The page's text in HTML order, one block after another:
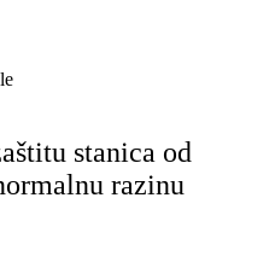
stanica od
razinu